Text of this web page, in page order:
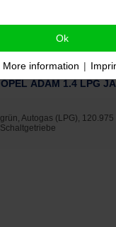
OPEL ADAM 1.4 LPG
grün, Autogas (LPG), 120.975
Schaltgetriebe
Ok
More information |